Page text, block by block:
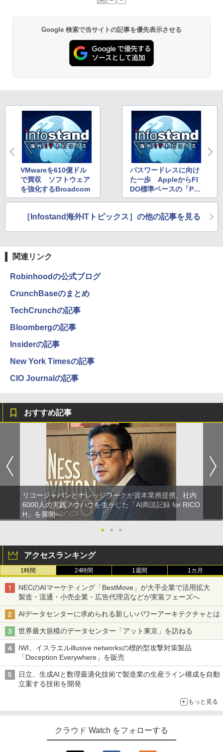
Google 検索で当サイトの記事を優先表示させる
VMwareを610億ドル
で買収 ソフトウェア
を強化するBroadcom
パスワードレスに向け
た一歩 AppleからFI
DO標準ベースの「Pas
skeys」
［Infostand海外ITトピックス］の他の記事を見る
関連リンク
Robinhoodの公式ブログ
CrunchBaseのまとめ
TechCrunchの記事
Bloombergの記事
Insiderの記事
New York Timesの記事
CIO Journalの記事
おすすめ記事
リコージャパンとナレッジワークが資本業務提携、社内
6000人の実践ノウハウを生かした「AI商談記録 for RICO
H」を展開へ
●
● ●
アクセスランキング
1時間 24時間 1週間 1カ月
NECのAIマーケティング「BestMove」が大手企業で活用拡大
製造・流通・小売企業・広告代理店などが実装フェーズへ
AIデータセンターに求められる新しいパワーアーキテクチャとは
世界最大規模のデータセンター「アット東京」を訪ねる
IWI、イスラエルillusive networksの標的型攻撃対策製品
「Deception Everywhere」を販売
日立、生成AIと数理最適化技術で製造業の生産ライン構成を自動
立案する技術を開発
もっと見る
クラウド Watch をフォローする